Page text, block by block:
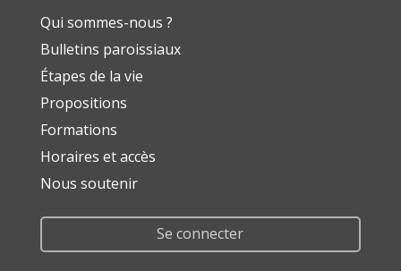
Qui sommes-nous ?
Bulletins paroissiaux
Étapes de la vie
Propositions
Formations
Horaires et accès
Nous soutenir
Se connecter